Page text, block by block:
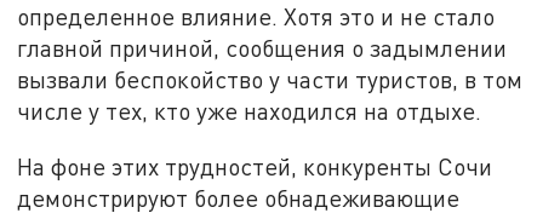
определенное влияние. Хотя это и не стало
главной причиной, сообщения о задымлении
вызвали беспокойство у части туристов, в том
числе у тех, кто уже находился на отдыхе.
На фоне этих трудностей, конкуренты Сочи
демонстрируют более обнадеживающие